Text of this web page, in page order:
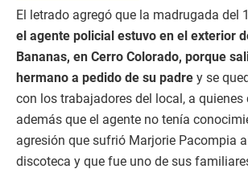
El letrado agregó que la madrugada del
el agente policial estuvo en el exterior
Bananas, en Cerro Colorado, porque
hermano a pedido de su padre y se
con los trabajadores del local, a quienes
además que el agente no tenía
agresión que sufrió Marjorie Pacompia
discoteca y que fue uno de sus